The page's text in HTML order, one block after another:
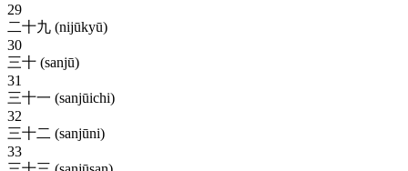
29
二十九 (nijūkyū)
30
三十 (sanjū)
31
三十一 (sanjūichi)
32
三十二 (sanjūni)
33